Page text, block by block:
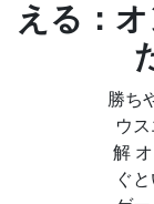
える：
勝ち
ウ
解
ぐ